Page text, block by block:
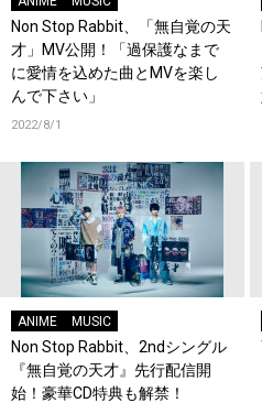
Non Stop Rabbit、「無自覚の天
才」MV公開！「過保護なまで
に愛情を込めた曲とMVを楽し
んで下さい」
2022/8/1
ANIME MUSIC
Non Stop Rabbit、2ndシングル
『無自覚の天才』先行配信開
始！豪華CD特典も解禁！